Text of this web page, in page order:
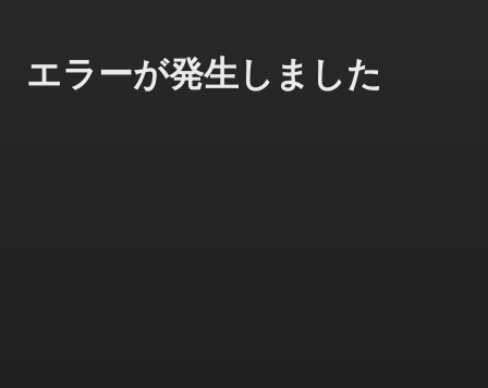
エラーが発生しました